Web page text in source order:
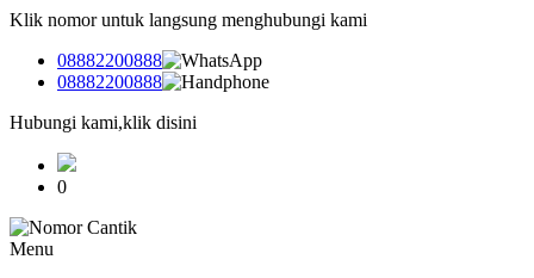
Klik nomor untuk langsung menghubungi kami
08882200888
08882200888
Hubungi kami,klik disini
0
Menu